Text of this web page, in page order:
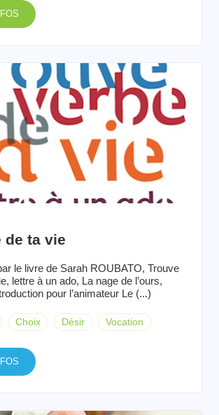
de ta vie
le livre de Sarah ROUBATO, Trouve
lettre à un ado, La nage de l’ours,
pour l’animateur Le (...)
Choix Désir Vocation